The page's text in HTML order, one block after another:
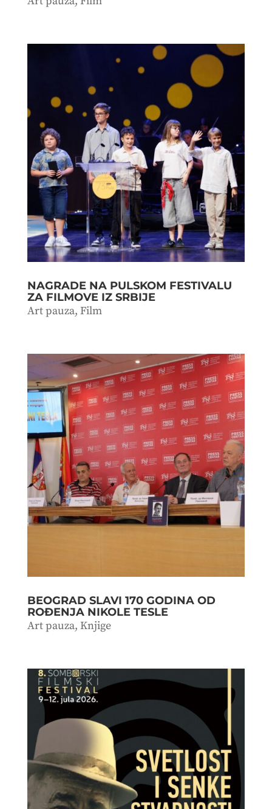
NAGRADE NA PULSKOM FESTIVALU
ZA FILMOVE IZ SRBIJE
Art pauza, Film
BEOGRAD SLAVI 170 GODINA OD
ROĐENJA NIKOLE TESLE
Art pauza, Knjige